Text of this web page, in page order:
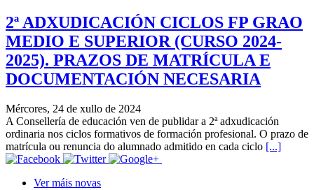
2ª ADXUDICACIÓN CICLOS FP GRAO
MEDIO E SUPERIOR (CURSO 2024-
2025). PRAZOS DE MATRÍCULA E
DOCUMENTACIÓN NECESARIA
Mércores, 24 de xullo de 2024
A Consellería de educación ven de publidar a 2ª adxudicación
ordinaria nos ciclos formativos de formación profesional. O prazo de
matrícula ou renuncia do alumnado admitido en cada ciclo [...]
Ver máis novas